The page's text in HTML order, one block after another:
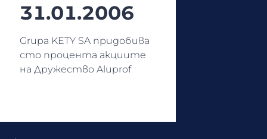
31.01.2006
Grupa KETY SA придобива
сто процента акциите
на Дружество Aluprof